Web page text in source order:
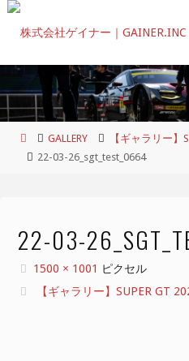
コ
ツ
へ
ホ
ー
GALLERY
【ギャラリー】
22-03-26_sgt_test_0664
22-03-
フ
ル
1500 × 1001 ピクセル
【ギャラリー】SUPER GT